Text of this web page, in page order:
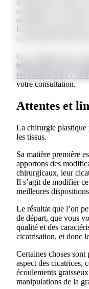
d’infections, locales et
souffrances de la
sensibilité, la
Il existe également
conviendra de
Ces complications
informatives de la
reconstructrice (
votre consultation.
Attentes et
La chirurgie plastique
les tissus.
Sa matière première
apportons des
chirurgicaux, leur
Il s’agit de modifier
meilleures
Le résultat que l’on
de départ, que vous
qualité et des
cicatrisation, et donc
Certaines choses
aspect des cicatrices,
écoulements
manipulations de la